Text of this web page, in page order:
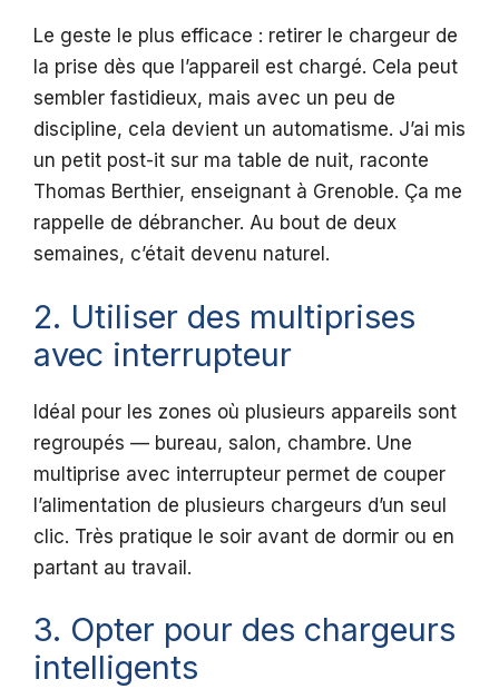
Le geste le plus efficace : retirer le chargeur de
la prise dès que l’appareil est chargé. Cela peut
sembler fastidieux, mais avec un peu de
discipline, cela devient un automatisme. J’ai mis
un petit post-it sur ma table de nuit, raconte
Thomas Berthier, enseignant à Grenoble. Ça me
rappelle de débrancher. Au bout de deux
semaines, c’était devenu naturel.
2. Utiliser des multiprises
avec interrupteur
Idéal pour les zones où plusieurs appareils sont
regroupés — bureau, salon, chambre. Une
multiprise avec interrupteur permet de couper
l’alimentation de plusieurs chargeurs d’un seul
clic. Très pratique le soir avant de dormir ou en
partant au travail.
3. Opter pour des chargeurs
intelligents